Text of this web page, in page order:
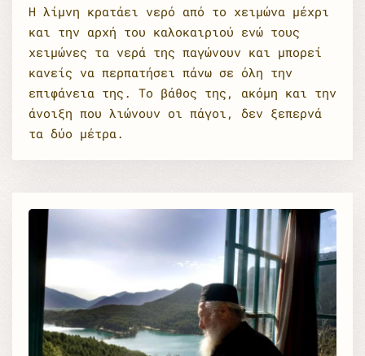
Η λίμνη κρατάει νερό από το χειμώνα μέχρι
και την αρχή του καλοκαιριού ενώ τους
χειμώνες τα νερά της παγώνουν και μπορεί
κανείς να περπατήσει πάνω σε όλη την
επιφάνεια της. Το βάθος της, ακόμη και την
άνοιξη που λιώνουν οι πάγοι, δεν ξεπερνά
τα δύο μέτρα.